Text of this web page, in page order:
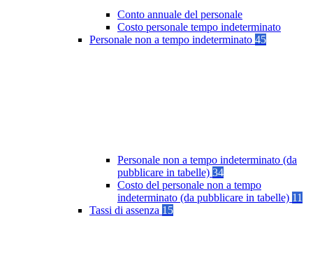
Conto annuale del personale
Costo personale tempo indeterminato
Personale non a tempo indeterminato 45
Personale non a tempo indeterminato (da
pubblicare in tabelle) 34
Costo del personale non a tempo
indeterminato (da pubblicare in tabelle) 11
Tassi di assenza 15